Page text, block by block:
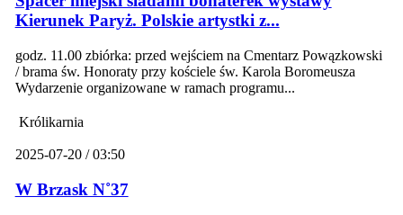
Kierunek Paryż. Polskie artystki z...
godz. 11.00 zbiórka: przed wejściem na Cmentarz Powązkowski
/ brama św. Honoraty przy kościele św. Karola Boromeusza
Wydarzenie organizowane w ramach programu...
Królikarnia
2025-07-20 / 03:50
W Brzask N˚37